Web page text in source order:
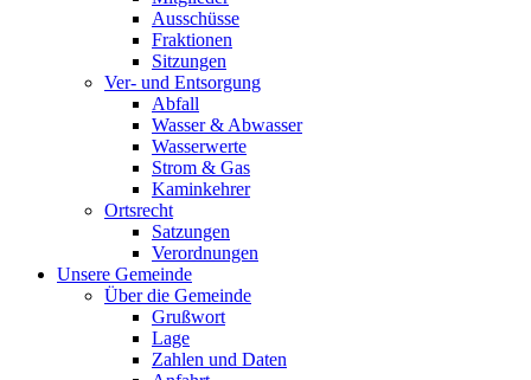
Ausschüsse
Fraktionen
Sitzungen
Ver- und Entsorgung
Abfall
Wasser & Abwasser
Wasserwerte
Strom & Gas
Kaminkehrer
Ortsrecht
Satzungen
Verordnungen
Unsere Gemeinde
Über die Gemeinde
Grußwort
Lage
Zahlen und Daten